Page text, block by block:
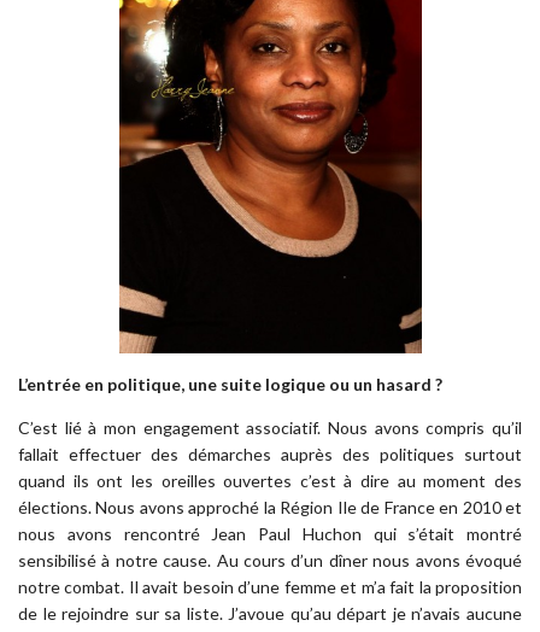
L’entrée en politique, une suite logique ou un hasard ?
C’est lié à mon engagement associatif. Nous avons compris qu’il
fallait effectuer des démarches auprès des politiques surtout
quand ils ont les oreilles ouvertes c’est à dire au moment des
élections. Nous avons approché la Région Ile de France en 2010 et
nous avons rencontré Jean Paul Huchon qui s’était montré
sensibilisé à notre cause. Au cours d’un dîner nous avons évoqué
notre combat. Il avait besoin d’une femme et m’a fait la proposition
de le rejoindre sur sa liste. J’avoue qu’au départ je n’avais aucune